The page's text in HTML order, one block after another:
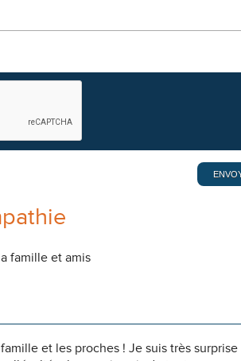
famille et amis
et les proches ! Je suis très